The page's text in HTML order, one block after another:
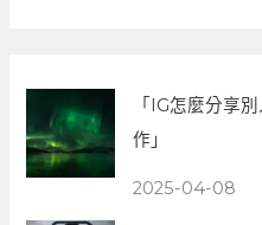
「IG怎麼分享
作」
2025-04-08